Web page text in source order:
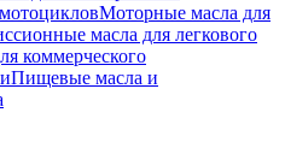
Моторные масла для
масла для легкового
коммерческого
Пищевые масла и